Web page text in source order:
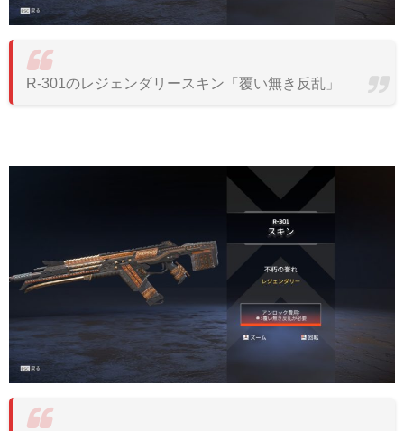
R-301のレジェンダリースキン「覆い無き反乱」